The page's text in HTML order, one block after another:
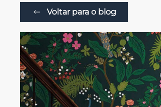
Voltar para o blog